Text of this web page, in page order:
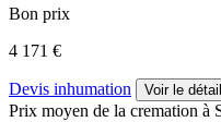
Bon prix
4 171 €
Devis inhumation Voir le détail
Prix moyen de la cremation à